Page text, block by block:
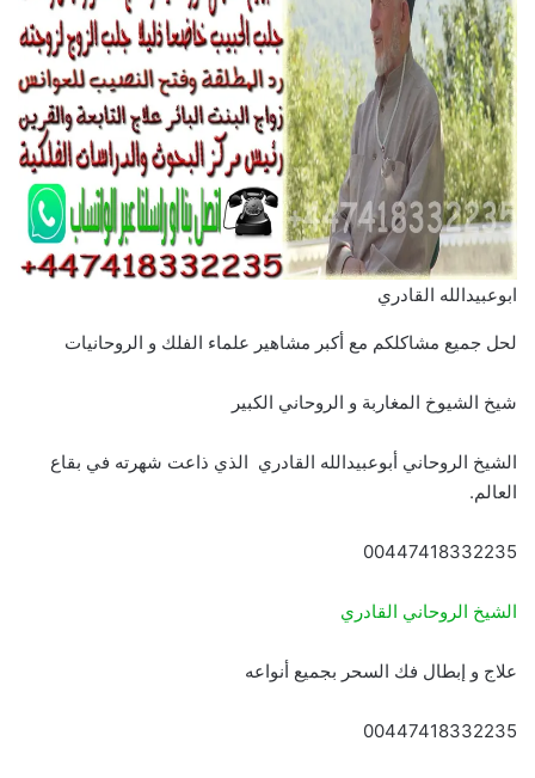
ابوعبيدالله القادري
لحل جميع مشاكلكم مع أكبر مشاهير علماء الفلك و الروحانيات
شيخ الشيوخ المغاربة و الروحاني الكبير
الشيخ الروحاني أبوعبيدالله القادري الذي ذاعت شهرته في بقاع
العالم.
00447418332235
الشيخ الروحاني القادري
علاج و إبطال فك السحر بجميع أنواعه
00447418332235